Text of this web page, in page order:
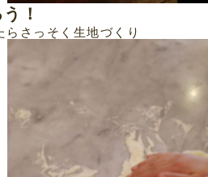
！
さっそく生地づくり